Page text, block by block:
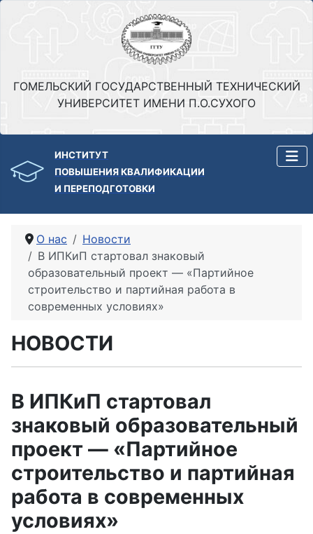
ГОМЕЛЬСКИЙ ГОСУДАРСТВЕННЫЙ ТЕХНИЧЕСКИЙ
УНИВЕРСИТЕТ ИМЕНИ П.О.СУХОГО
ИНСТИТУТ
ПОВЫШЕНИЯ КВАЛИФИКАЦИИ
И ПЕРЕПОДГОТОВКИ
О нас
Новости
В ИПКиП стартовал знаковый
образовательный проект — «Партийное
строительство и партийная работа в
современных условиях»
НОВОСТИ
В ИПКиП стартовал
знаковый образовательный
проект — «Партийное
строительство и партийная
работа в современных
условиях»